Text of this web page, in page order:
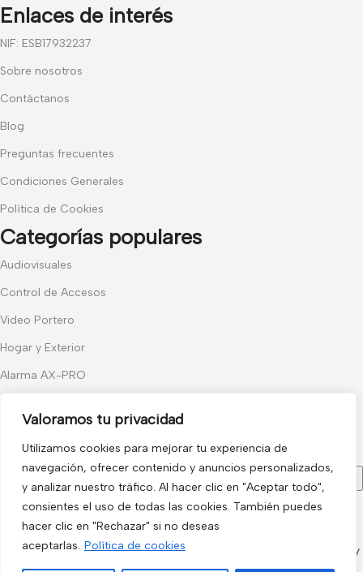
Valoramos tu privacidad
Utilizamos cookies para mejorar tu experiencia de
navegación, ofrecer contenido y anuncios personalizados,
y analizar nuestro tráfico. Al hacer clic en "Aceptar todo",
consientes el uso de todas las cookies. También puedes
hacer clic en "Rechazar" si no deseas
aceptarlas. Política de cookies
Enlaces de interés
NIF: ESB17932237
Sobre nosotros
Contáctanos
Blog
Preguntas frecuentes
Condiciones Generales
Política de Cookies
Categorías populares
Audiovisuales
Control de Accesos
Video Portero
Hogar y Exterior
Alarma AX-PRO
Únete a nuestras novedades
Recibe las últimas novedades y promociones.
Usado de acuerdo con nuestraPolítica de privacidad
electro3 ©
2026.